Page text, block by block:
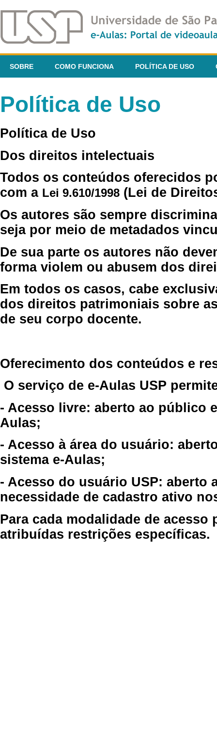
SOBRE COMO FUNCIONA POLÍTICA DE USO
Política de Uso
Política de Uso
Dos direitos intelectuais
Todos os conteúdos oferecidos
com a Lei 9.610/1998 (Lei de
Os autores são sempre
seja por meio de metadados
De sua parte os autores não
forma violem ou abusem dos
Em todos os casos, cabe
dos direitos patrimoniais sobre
de seu corpo docente.
Oferecimento dos conteúdos e
O serviço de e-Aulas USP
- Acesso livre: aberto ao público
Aulas;
- Acesso à área do usuário:
sistema e-Aulas;
- Acesso do usuário USP: aberto
necessidade de cadastro ativo
Para cada modalidade de
atribuídas restrições específicas.